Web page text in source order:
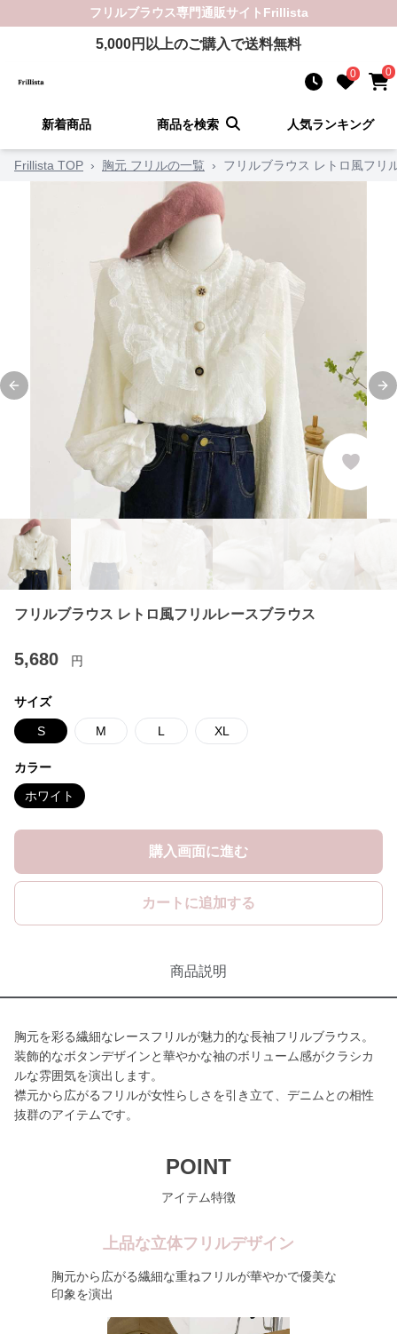
フリルブラウス専門通販サイト Frillista
5,000円以上のご購入で送料無料
0 0
新着商品 商品を検索 人気ランキング
Frillista TOP › 胸元 フリルの一覧 › フリルブラウス レトロ風フリ
Previous slide
フリルブラウス レトロ風フリルレースブラウス
5,680 円
サイズ
S M L XL
カラー
ホワイト
購入画面に進む
カートに追加する
商品説明
胸元を彩る繊細なレースフリルが魅力的な長袖フリルブラウス。
装飾的なボタンデザインと華やかな袖のボリューム感がクラシカ
ルな雰囲気を演出します。
襟元から広がるフリルが女性らしさを引き立て、デニムとの相性
抜群のアイテムです。
POINT
アイテム特徴
上品な立体フリルデザイン
胸元から広がる繊細な重ねフリルが華やかで優美な
印象を演出